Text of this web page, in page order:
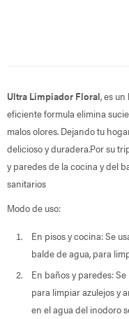
Ultra Limpiador Floral, es
eficiente formula elimina
malos olores. Dejando tu
delicioso y duradera.Por su
y paredes de la cocina y del
sanitarios
Modo de uso:
En pisos y cocina: Se
balde de agua, para
En baños y paredes:
para limpiar azulejos y
en el agua del inodoro